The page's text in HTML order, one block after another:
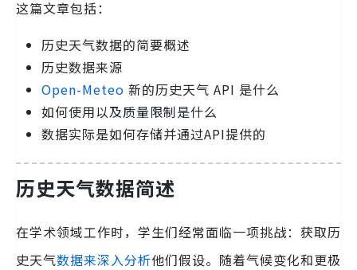
这篇文章包括：
历史天气数据的简要概述
历史数据来源
Open-Meteo 新的历史天气 API 是什么
如何使用以及质量限制是什么
数据实际是如何存储并通过API提供的
历史天气数据简述
在学术领域工作时，学生们经常面临一项挑战：获取历
史天气数据来深入分析他们假设。随着气候变化和更极